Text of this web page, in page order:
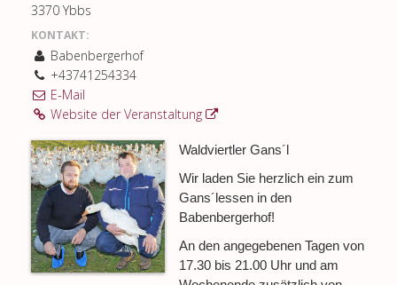
3370 Ybbs
KONTAKT:
Babenbergerhof
+43741254334
E-Mail
Website der Veranstaltung
Waldviertler Gans´l
Wir laden Sie herzlich ein zum
Gans´lessen in den
Babenbergerhof!
An den angegebenen Tagen von
17.30 bis 21.00 Uhr und am